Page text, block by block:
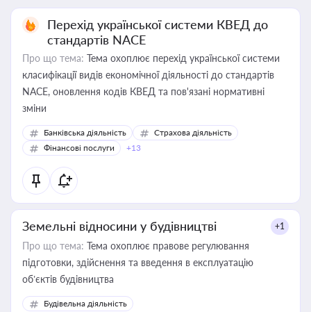
Перехід української системи КВЕД до
стандартів NACE
Про що тема: Тема охоплює перехід української системи
класифікації видів економічної діяльності до стандартів
NACE, оновлення кодів КВЕД та пов'язані нормативні
зміни
Банківська діяльність
Страхова діяльність
Фінансові послуги
+13
Земельні відносини у будівництві +1
Про що тема: Тема охоплює правове регулювання
підготовки, здійснення та введення в експлуатацію
об’єктів будівництва
Будівельна діяльність